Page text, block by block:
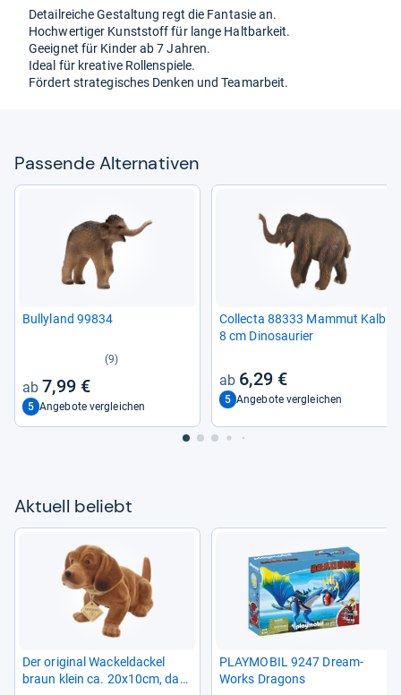
Detail­rei­che Gestal­tung regt die Fan­ta­sie an.
Hoch­wer­ti­ger Kunst­stoff für lange Halt­bar­keit.
Geeig­net für Kin­der ab 7 Jah­ren.
Ideal für krea­tive Rol­len­spiele.
För­dert stra­te­gi­sches Den­ken und Team­ar­beit.
Pas­sende Alter­na­ti­ven
Bul­ly­land 99834
(9)
7,99 €
5 Angebote vergleichen
Col­lecta 88333 Mam­mut Kalb
8 cm Dino­sau­rier
6,29 €
5 Angebote vergleichen
Aktu­ell beliebt
Der ori­gi­nal Wackel­da­ckel
braun klein ca. 20x10cm, das
PLAY­MO­BIL 9247 Dre­am­
Works Dra­g­ons